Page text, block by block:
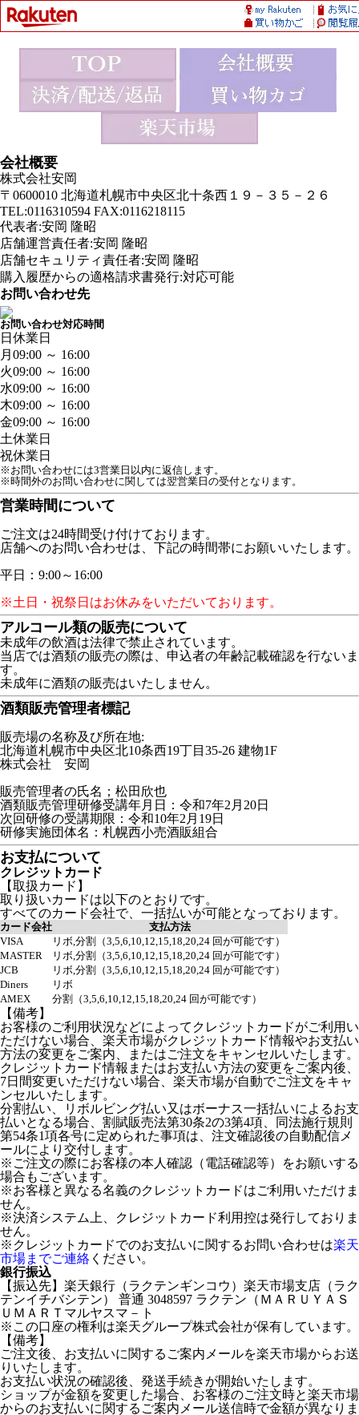
会社概要
株式会社安岡
〒0600010 北海道札幌市中央区北十条西１９－３５－２６
TEL:0116310594 FAX:0116218115
代表者:安岡 隆昭
店舗運営責任者:安岡 隆昭
店舗セキュリティ責任者:安岡 隆昭
購入履歴からの適格請求書発行:対応可能
お問い合わせ先
お問い合わせ対応時間
日 休業日
月 09:00 ～ 16:00
火09:00 ～ 16:00
水09:00 ～ 16:00
木09:00 ～ 16:00
金09:00 ～ 16:00
土休業日
祝休業日
※お問い合わせには3営業日以内に返信します。
※時間外のお問い合わせに関しては翌営業日の受付となります。
営業時間について
ご注文は24時間受け付けております。
店舗へのお問い合わせは、下記の時間帯にお願いいたします。
平日：9:00～16:00
※土日・祝祭日はお休みをいただいております。
アルコール類の販売について
未成年の飲酒は法律で禁止されています。
当店では酒類の販売の際は、申込者の年齢記載確認を行ないま
す。
未成年に酒類の販売はいたしません。
酒類販売管理者標記
販売場の名称及び所在地:
北海道札幌市中央区北10条西19丁目35-26 建物1F
株式会社 安岡
販売管理者の氏名；松田欣也
酒類販売管理研修受講年月日：令和7年2月20日
次回研修の受講期限：令和10年2月19日
研修実施団体名：札幌西小売酒販組合
お支払について
クレジットカード
【取扱カード】
取り扱いカードは以下のとおりです。
すべてのカード会社で、一括払いが可能となっております。
カード会社
支払方法
VISA
リボ,分割（3,5,6,10,12,15,18,20,24 回が可能です）
MASTER
リボ,分割（3,5,6,10,12,15,18,20,24 回が可能です）
JCB
リボ,分割（3,5,6,10,12,15,18,20,24 回が可能です）
Diners
リボ
AMEX
分割（3,5,6,10,12,15,18,20,24 回が可能です）
【備考】
お客様のご利用状況などによってクレジットカードがご利用い
ただけない場合、楽天市場がクレジットカード情報やお支払い
方法の変更をご案内、またはご注文をキャンセルいたします。
クレジットカード情報またはお支払い方法の変更をご案内後、
7日間変更いただけない場合、楽天市場が自動でご注文をキャ
ンセルいたします。
分割払い、リボルビング払い又はボーナス一括払いによるお支
払いとなる場合、割賦販売法第30条2の3第4項、同法施行規則
第54条1項各号に定められた事項は、注文確認後の自動配信メ
ールにより交付します。
※ご注文の際にお客様の本人確認（電話確認等）をお願いする
場合もございます。
※お客様と異なる名義のクレジットカードはご利用いただけま
せん。
※決済システム上、クレジットカード利用控は発行しておりま
せん。
※クレジットカードでのお支払いに関するお問い合わせは楽天
市場までご連絡 ください。
銀行振込
【振込先】楽天銀行（ラクテンギンコウ）楽天市場支店（ラク
テンイチバシテン） 普通 3048597 ラクテン（ＭＡＲＵＹＡＳ
ＵＭＡＲＴマルヤスマ－ト
※この口座の権利は楽天グループ株式会社が保有しています。
【備考】
ご注文後、お支払いに関するご案内メールを楽天市場からお送
りいたします。
お支払い状況の確認後、発送手続きが開始いたします。
ショップが金額を変更した場合、お客様のご注文時と楽天市場
からのお支払いに関するご案内メール送信時で金額が異なりま